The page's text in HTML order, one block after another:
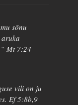
sõnu
Mt 7:24
vili on ju
Ef 5:8b,9